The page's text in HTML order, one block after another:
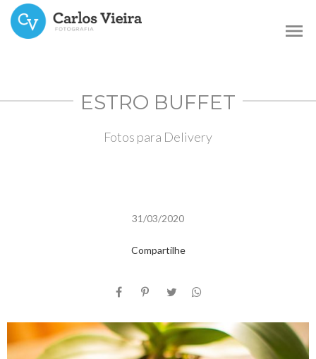
menu
ESTRO BUFFET
Fotos para Delivery
31/03/2020
Compartilhe